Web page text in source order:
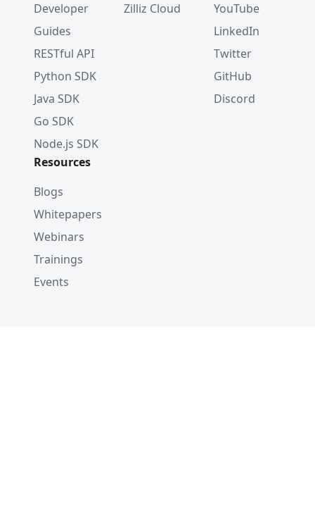
Developer
Guides
RESTful API
Python SDK
Java SDK
Go SDK
Node.js SDK
Zilliz Cloud
YouTube
LinkedIn
Twitter
GitHub
Discord
Resources
Blogs
Whitepapers
Webinars
Trainings
Events